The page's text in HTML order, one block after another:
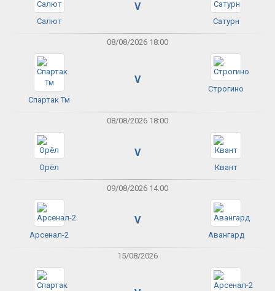
Салют
V
Сатурн
08/08/2026 18:00
Спартак Тм
V
Строгино
08/08/2026 18:00
Орёл
V
Квант
09/08/2026 14:00
Арсенал-2
V
Авангард
15/08/2026